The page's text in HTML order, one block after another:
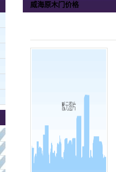
威海原木门价格